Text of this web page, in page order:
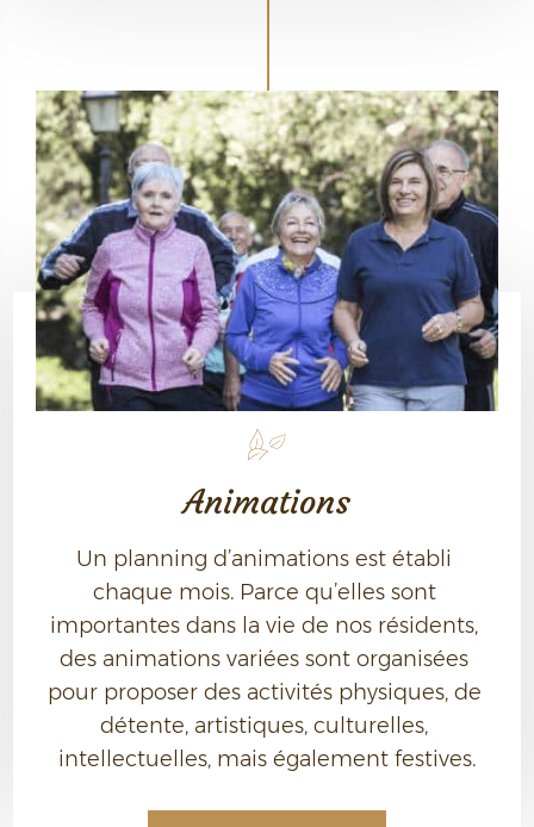
Animations
Un planning d’animations est établi
chaque mois. Parce qu’elles sont
importantes dans la vie de nos résidents,
des animations variées sont organisées
pour proposer des activités physiques, de
détente, artistiques, culturelles,
intellectuelles, mais également festives.